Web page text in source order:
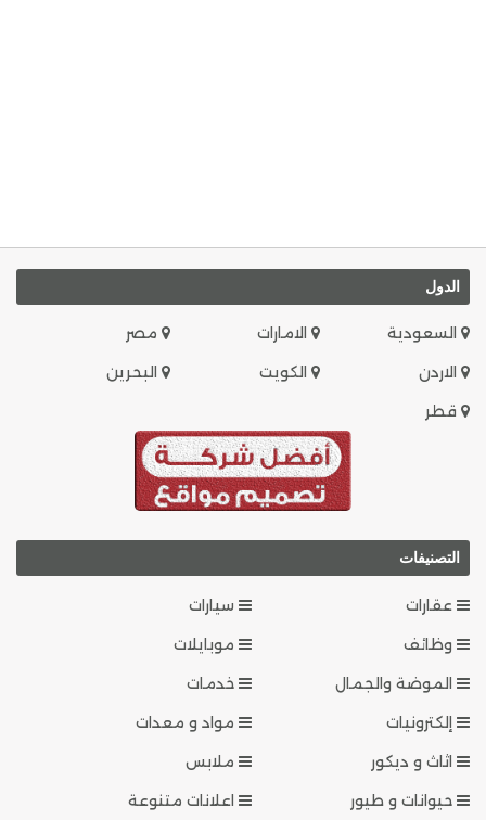
الدول
السعودية الامارات
مصر
الاردن
الكويت
البحرين
قطر
التصنيفات
عقارات
سيارات
وظائف
موبايلات
الموضة والجمال
خدمات
إلكترونيات
مواد و معدات
اثاث و ديكور
ملابس
حيوانات و طيور
اعلانات متنوعة